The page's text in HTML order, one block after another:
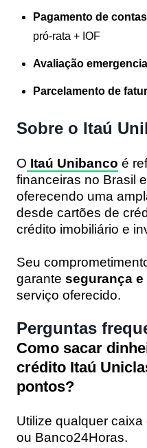
Pagamento de
pró-rata + IOF
Avaliação
Parcelamento de
Sobre o Itaú
O Itaú Unibanco é
financeiras no Brasil
oferecendo uma
desde cartões de
crédito imobiliário e
Seu
garante segurança
serviço oferecido.
Perguntas
Como sacar
crédito Itaú
pontos?
Utilize qualquer
ou Banco24Horas.